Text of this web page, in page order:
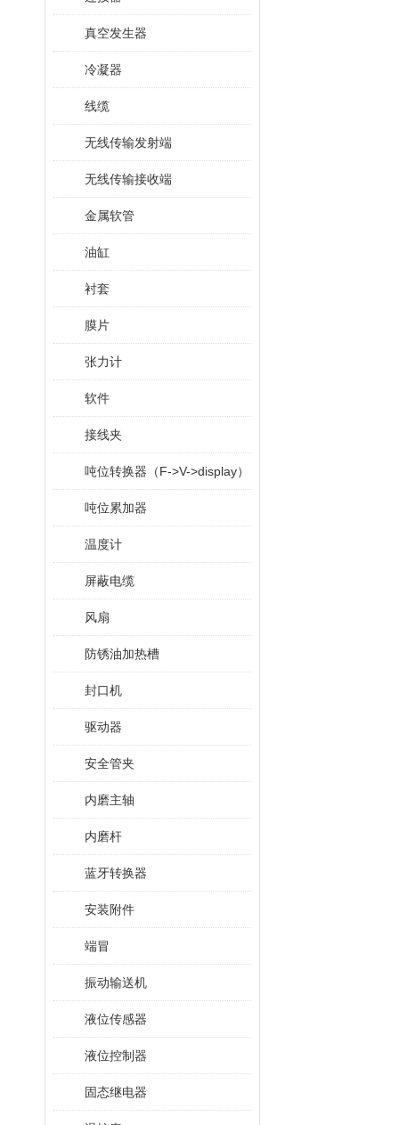
真空发生器
冷凝器
线缆
无线传输发射端
无线传输接收端
金属软管
油缸
衬套
膜片
张力计
软件
接线夹
吨位转换器（F->V->display）
吨位累加器
温度计
屏蔽电缆
风扇
防锈油加热槽
封口机
驱动器
安全管夹
内磨主轴
内磨杆
蓝牙转换器
安装附件
端冒
振动输送机
液位传感器
液位控制器
固态继电器